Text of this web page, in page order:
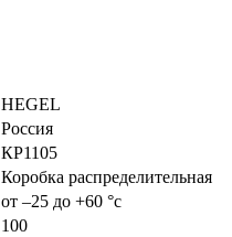
HEGEL
Россия
КР1105
Коробка распределительная
от –25 до +60 °с
100